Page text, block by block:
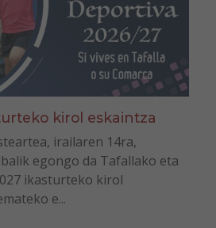
kirol eskaintza
irailaren 14ra,
egongo da Tafallako eta
ikasturteko kirol
e...